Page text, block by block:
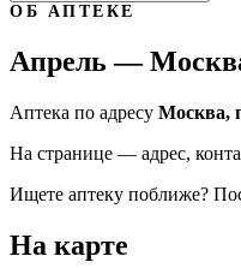
ОБ АПТЕКЕ
Апрель —
Аптека по адресу Москва,
На странице — адрес,
Ищете аптеку поближе?
На карте